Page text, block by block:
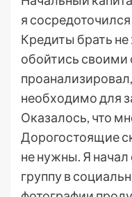
я
Кредиты брать
обойтись
необходимо для
Оказалось, что
Дорогостоящие
не нужны. Я начал
группу в